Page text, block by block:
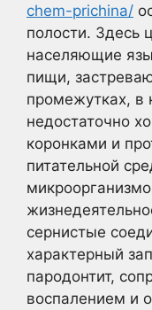
chem-prichina/
полости. Здесь
населяющие
пищи,
промежутках, в
недостаточно
коронками и
питательной
сернистые
характерный
пародонтит,
воспалением и